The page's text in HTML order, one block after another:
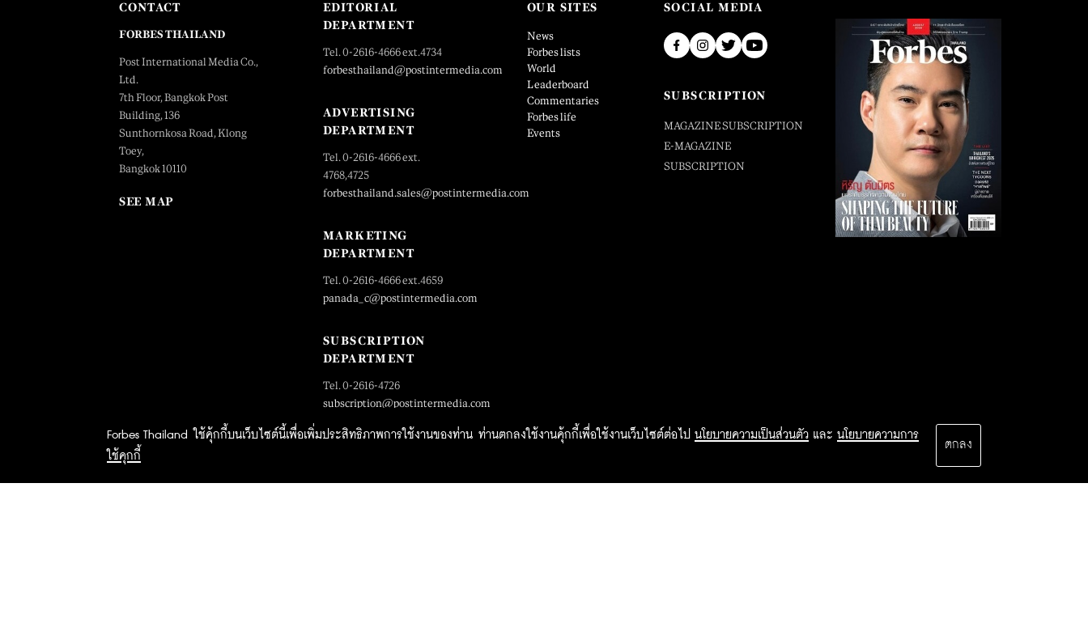
Forbes Thailand ใช้คุ้กกี้บนเว็บไซต์นี้เพื่อเพิ่มประสิทธิภาพการใช้งานของท่าน ท่านตกลงใช้งานคุ้กกี้เพื่อใช้งานเว็บไซต์ต่อไป นโยบายความเป็นส่วนตัว และ นโยบายความการ
ใช้คุกกี้
ตกลง
CONTACT
FORBES THAILAND
Post International Media Co.,
Ltd.
7th Floor, Bangkok Post
Building, 136
Sunthornkosa Road, Klong
Toey,
Bangkok 10110
SEE MAP
EDITORIAL
DEPARTMENT
Tel. 0-2616-4666 ext.4734
forbesthailand@postintermedia.com
ADVERTISING
DEPARTMENT
Tel. 0-2616-4666 ext.
4768,4725
forbesthailand.sales@postintermedia.com
MARKETING
DEPARTMENT
Tel. 0-2616-4666 ext.4659
panada_c@postintermedia.com
SUBSCRIPTION
DEPARTMENT
Tel. 0-2616-4726
subscription@postintermedia.com
OUR SITES
News
Forbes lists
World
Leaderboard
Commentaries
Forbes life
Events
SOCIAL MEDIA
SUBSCRIPTION
MAGAZINE SUBSCRIPTION
E-MAGAZINE
SUBSCRIPTION